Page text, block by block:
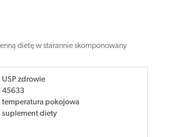
dietę w starannie skomponowany
USP zdrowie
45633
temperatura pokojowa
suplement diety